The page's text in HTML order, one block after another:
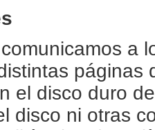
a
páginas
el disco duro
disco ni otras